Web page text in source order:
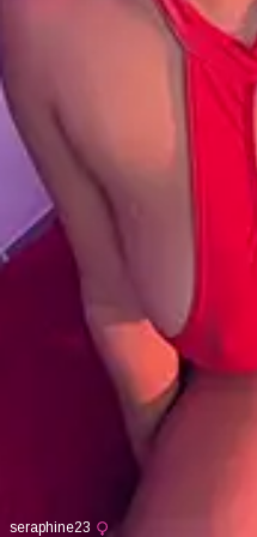
seraphine23